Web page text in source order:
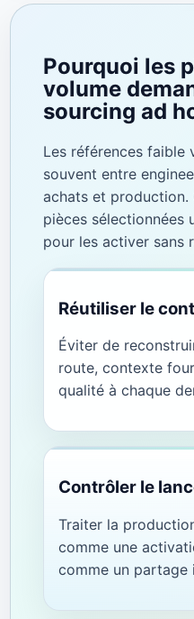
Pourquoi les
volume
sourcing ad
Les références faible
souvent entre
achats et production.
pièces sélectionnées
pour les activer sans
Réutiliser le
Éviter de
route, contexte
qualité à chaque
Contrôler le
Traiter la
comme une
comme un partage